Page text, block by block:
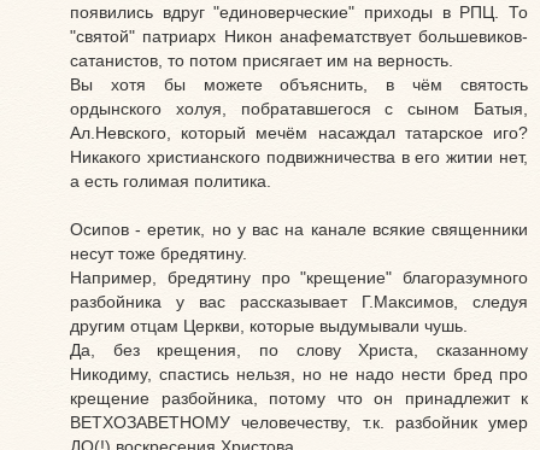
появились вдруг "единоверческие" приходы в РПЦ. То
"святой" патриарх Никон анафематствует большевиков-
сатанистов, то потом присягает им на верность.
Вы хотя бы можете объяснить, в чём святость
ордынского холуя, побратавшегося с сыном Батыя,
Ал.Невского, который мечём насаждал татарское иго?
Никакого христианского подвижничества в его житии нет,
а есть голимая политика.
Осипов - еретик, но у вас на канале всякие священники
несут тоже бредятину.
Например, бредятину про "крещение" благоразумного
разбойника у вас рассказывает Г.Максимов, следуя
другим отцам Церкви, которые выдумывали чушь.
Да, без крещения, по слову Христа, сказанному
Никодиму, спастись нельзя, но не надо нести бред про
крещение разбойника, потому что он принадлежит к
ВЕТХОЗАВЕТНОМУ человечеству, т.к. разбойник умер